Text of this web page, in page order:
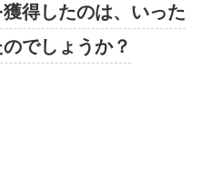
得したのは、いった
でしょうか？